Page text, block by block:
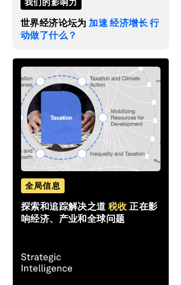
我们的影响力
世界经济论坛为 加速 经济增长 行
动做了什么？
全局信息
探索和追踪解决之道 税收 正在影
响经济、产业和全球问题